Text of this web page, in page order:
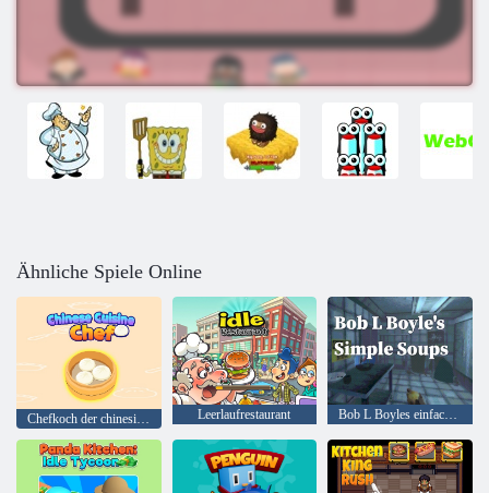
Ähnliche Spiele Online
Chefkoch der chinesischen Küche Leerlaufrestaurant Bob L Boyles einfache Suppen